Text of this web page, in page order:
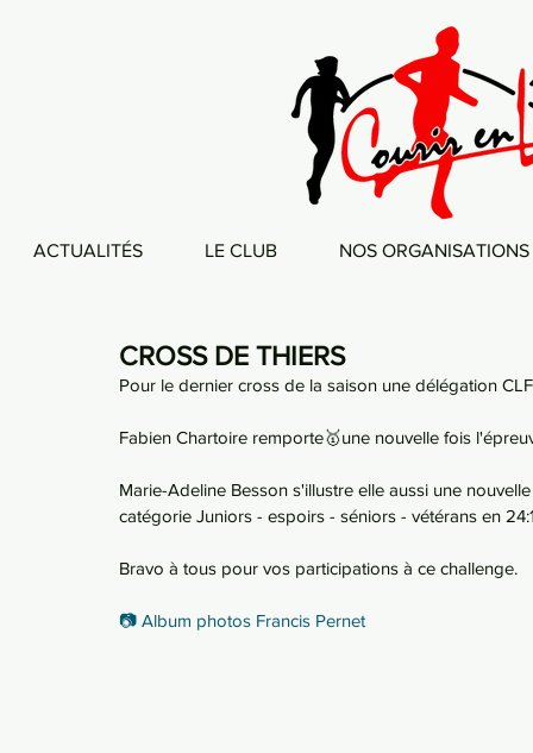
ACTUALITÉS LE CLUB NOS ORGANISATIONS
CROSS DE THIERS
Pour le dernier cross de la saison une délégation
Fabien Chartoire remporte🥇une nouvelle fois
Marie-Adeline Besson s'illustre elle aussi une
catégorie Juniors - espoirs - séniors - vétérans en
Bravo à tous pour vos participations à ce challenge.
📷 Album photos Francis Pernet